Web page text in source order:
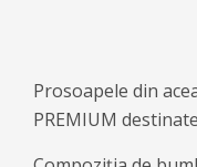
Prosoapele din
PREMIUM